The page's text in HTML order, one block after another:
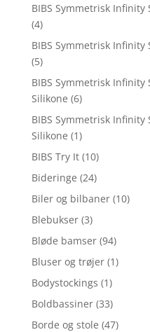
BIBS Symmetrisk Infinity
(4)
BIBS Symmetrisk Infinity
(5)
BIBS Symmetrisk Infinity
Silikone (6)
BIBS Symmetrisk Infinity
Silikone (1)
BIBS Try It (10)
Bideringe (24)
Biler og bilbaner (10)
Blebukser (3)
Bløde bamser (94)
Bluser og trøjer (1)
Bodystockings (1)
Boldbassiner (33)
Borde og stole (47)